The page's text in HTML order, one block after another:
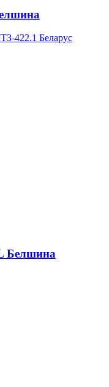
422.1 Беларус
Белшина